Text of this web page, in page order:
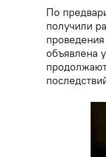
По
получили
объявлена